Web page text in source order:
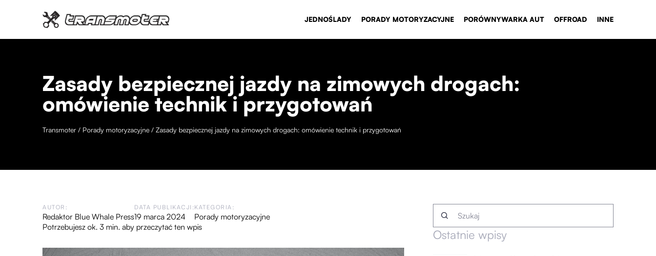
JEDNOŚLADY PORADY MOTORYZACYJNE PORÓWNYWARKA AUT OFFROAD INNE
Zasady bezpiecznej jazdy na zimowych drogach:
omówienie technik i przygotowań
Transmoter / Porady motoryzacyjne / Zasady bezpiecznej jazdy na zimowych drogach: omówienie technik i przygotowań
AUTOR:
Redaktor Blue Whale Press
DATA PUBLIKACJI:
19 marca 2024
KATEGORIA:
Porady motoryzacyjne
Potrzebujesz ok. 3 min. aby przeczytać ten wpis
Ostatnie wpisy